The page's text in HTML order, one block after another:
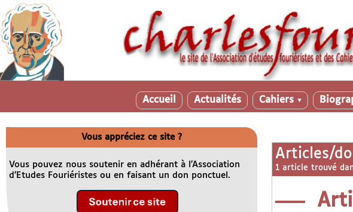
Accueil Actualités Cahiers ▼
Articles/
1 article trouvé
Vous appréciez ce site ?
Vous pouvez nous soutenir en adhérant à l’Association
d’Etudes Fouriéristes ou en faisant un don ponctuel.